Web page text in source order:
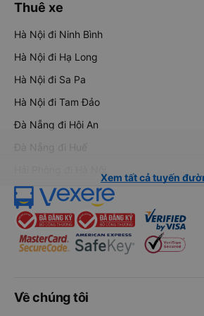
Thuê xe
Hà Nội đi Ninh Bình
Hà Nội đi Hạ Long
Hà Nội đi Sa Pa
Hà Nội đi Tam Đảo
Đà Nẵng đi Hội An
Đà Nẵng đi Huế
Xem tất cả tuyến
Về chúng tôi